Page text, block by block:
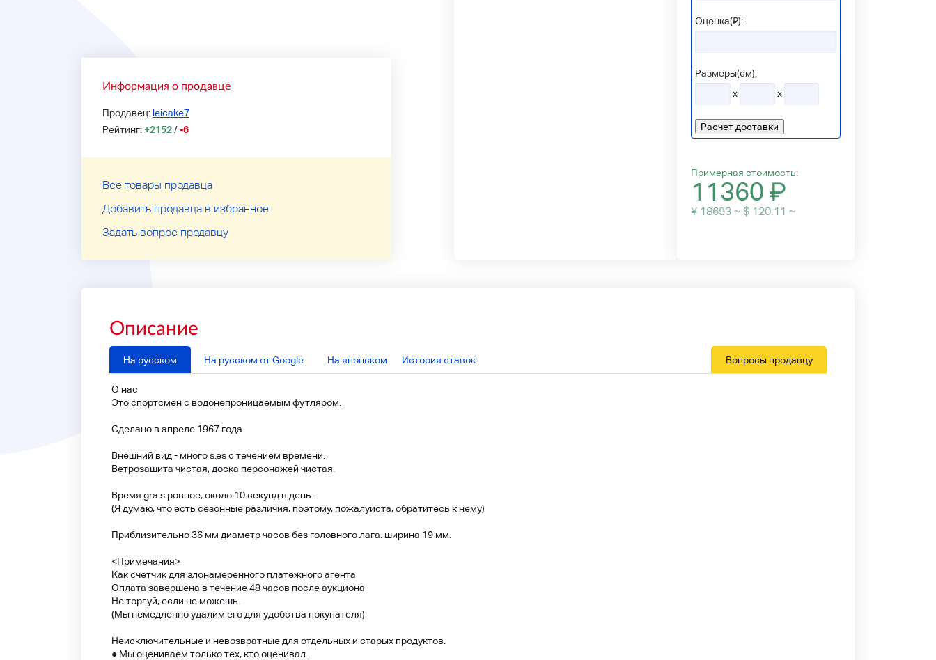
Информация о продавце
Продавец: leicake7
Рейтинг:+2152/-6
Все товары продавца
Добавить продавца в избранное
Задать вопрос продавцу
Оценка(₽):
Размеры(см):
x
x
Расчет доставки
Примерная стоимость:
11360 ₽
¥ 18693 ~ $ 120.11 ~
Описание
На русском На русском от Google На японском История ставок Вопросы продавцу
О нас
Это спортсмен с водонепроницаемым футляром.
Сделано в апреле 1967 года.
Внешний вид - много s.es с течением времени.
Ветрозащита чистая, доска персонажей чистая.
Время gra s ровное, около 10 секунд в день.
(Я думаю, что есть сезонные различия, поэтому, пожалуйста, обратитесь к нему)
Приблизительно 36 мм диаметр часов без головного лага. ширина 19 мм.
<Примечания>
Как счетчик для злонамеренного платежного агента
Оплата завершена в течение 48 часов после аукциона
Не торгуй, если не можешь.
(Мы немедленно удалим его для удобства покупателя)
Неисключительные и невозвратные для отдельных и старых продуктов.
● Мы оцениваем только тех, кто оценивал.